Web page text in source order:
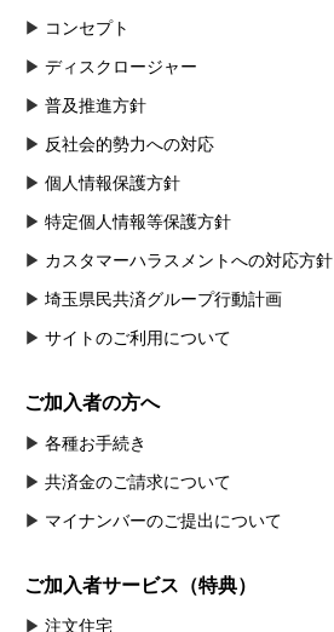
コンセプト
ディスクロージャー
普及推進方針
反社会的勢力への対応
個人情報保護方針
特定個人情報等保護方針
カスタマーハラスメントへの対応方針
埼玉県民共済グループ行動計画
サイトのご利用について
ご加入者の方へ
各種お手続き
共済金のご請求について
マイナンバーのご提出について
ご加入者サービス（特典）
注文住宅